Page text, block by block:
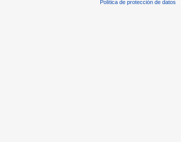
Política de protección de datos